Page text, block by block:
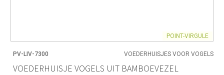
POINT-VIRGULE
PV-LIV-7300 VOEDERHUISJES VOOR VOGELS
VOEDERHUISJE VOGELS UIT BAMBOEVEZEL